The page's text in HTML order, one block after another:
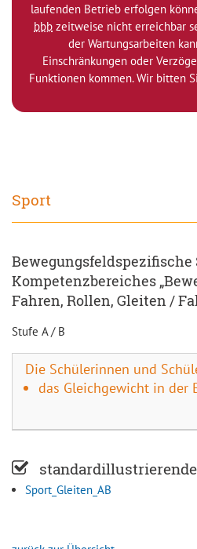
laufenden Betrieb erfolgen
bbb zeitweise nicht erreichbar
der Wartungsarbeiten
Einschränkungen oder
Funktionen kommen. Wir bitten
Sport
Bewegungsfeldspezifische
Kompetenzbereiches
Fahren, Rollen, Gleiten /
Stufe A / B
Die Schülerinnen und
das Gleichgewicht in der
Sport_Gleiten_AB